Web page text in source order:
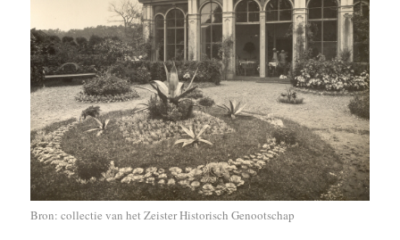
Bron: collectie van het Zeister Historisch Genootschap